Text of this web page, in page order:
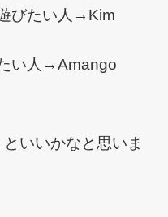
びたい人→Kim
い人→Amango
いいかなと思いま